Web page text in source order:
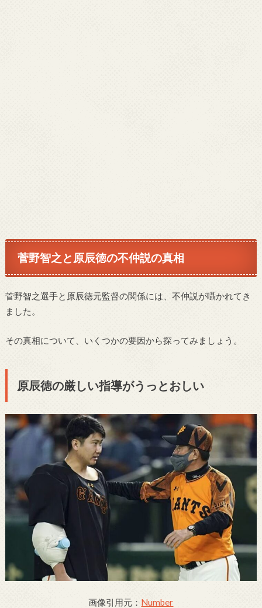
菅野智之と原辰徳の不仲説の真相
菅野智之選手と原辰徳元監督の関係には、不仲説が囁かれてき
ました。
その真相について、いくつかの要因から探ってみましょう。
原辰徳の厳しい指導がうっとおしい
画像引用元： Number